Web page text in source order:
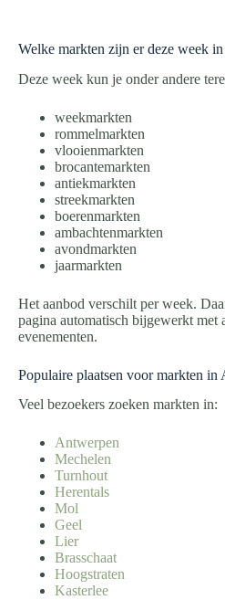
Welke markten zijn er deze week
Deze week kun je onder andere
weekmarkten
rommelmarkten
vlooienmarkten
brocantemarkten
antiekmarkten
streekmarkten
boerenmarkten
ambachtenmarkten
avondmarkten
jaarmarkten
Het aanbod verschilt per week.
pagina automatisch bijgewerkt met
evenementen.
Populaire plaatsen voor markten in
Veel bezoekers zoeken markten in:
Antwerpen
Mechelen
Turnhout
Herentals
Mol
Geel
Lier
Brasschaat
Hoogstraten
Kasterlee